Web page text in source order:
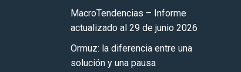
MacroTendencias – Informe
actualizado al 29 de junio 2026
Ormuz: la diferencia entre una
solución y una pausa